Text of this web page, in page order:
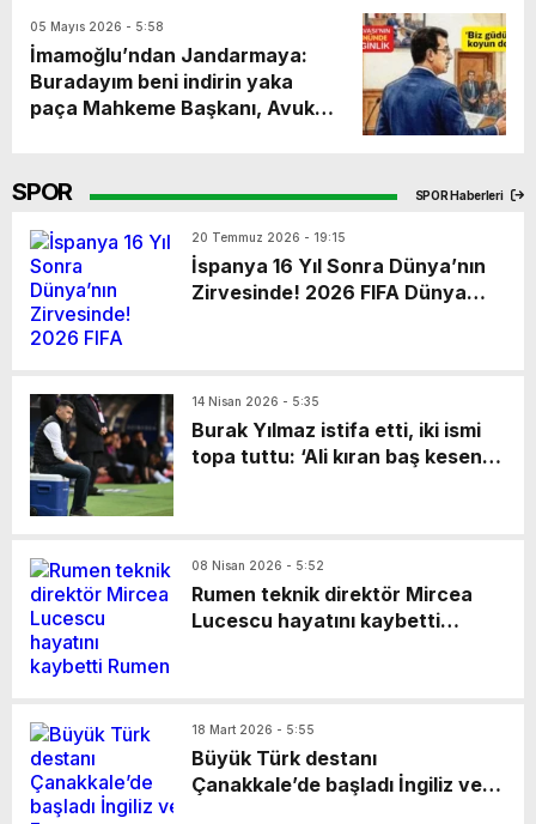
Hey, hepinize söylüyorum.
İstiyorsan Hakk’a varmayı,
meslek edin gönül almayı. Bırak
saraylara mermer olmayı toprak
adlı bir sitenin de duyurusunu
neredeyse ilk dört ayda
gerçekleşen Bakan Mehmet
Şimşek, enflasyondaki yükselişin
geçici olduğunu söyledi.
05 Mayıs 2026 - 5:58
İmamoğlu’ndan Jandarmaya:
Buradayım beni indirin yaka
paça Mahkeme Başkanı, Avukat
çıkarabileceğini söyleyince
Başkanı mahkemeye ara verdi.
Salon boşaltılamadı, duruşma
yarına ertelendi.
SPOR SPOR Haberleri
20 Temmuz 2026 - 19:15
İspanya 16 Yıl Sonra Dünya’nın
Zirvesinde! 2026 FIFA Dünya
14 Nisan 2026 - 5:35
Burak Yılmaz istifa etti, iki ismi
topa tuttu: ‘Ali kıran baş kesen’
istifasını açıklarken MHK
Başkanı’nı hedef aldı. “Kim
koruyorsa onu, büyükler
Fuat Göktaş için çarpıcı bir
iddiada bulundu.
08 Nisan 2026 - 5:52
Rumen teknik direktör Mircea
Lucescu hayatını kaybetti
hayatını kaybetti; federasyon
“bir efsaneyi kaybettik”
açıklaması yaptı
18 Mart 2026 - 5:55
Büyük Türk destanı
Çanakkale’de başladı İngiliz ve